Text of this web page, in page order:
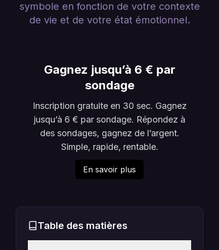
symbole en fonction de votre contexte
de vie et de votre état émotionnel.
Gagnez jusqu’à 6 € par
sondage
Inscription gratuite en 30 sec. Gagnez
jusqu’à 6 € par sondage. Répondez à
des sondages, gagnez de l’argent.
Simple, rapide, rentable.
En savoir plus
Table des matières